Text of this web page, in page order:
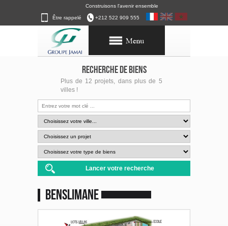
Construisons l'avenir ensemble
Être rappelé +212 522 909 555
RECHERCHE DE BIENS
Plus de 12 projets, dans plus de 5
villes !
Benslimane